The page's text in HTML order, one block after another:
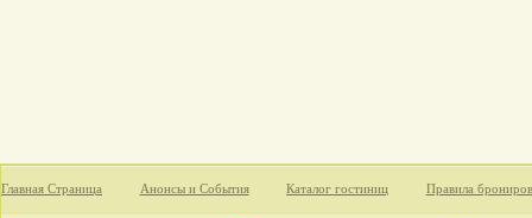
Главная Страница Анонсы и События Каталог гостиниц Правила